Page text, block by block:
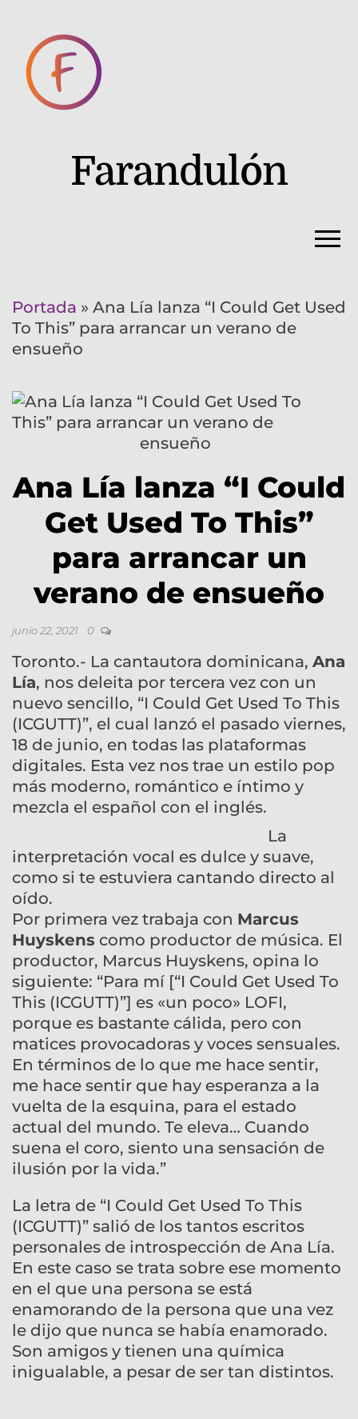
Farandulón
Portada » Ana Lía lanza “I Could Get Used
To This” para arrancar un verano de
ensueño
Ana Lía lanza “I Could
Get Used To This”
para arrancar un
verano de ensueño
junio 22, 2021 0
Toronto.- La cantautora dominicana, Ana
Lía, nos deleita por tercera vez con un
nuevo sencillo, “I Could Get Used To This
(ICGUTT)”, el cual lanzó el pasado viernes,
18 de junio, en todas las plataformas
digitales. Esta vez nos trae un estilo pop
más moderno, romántico e íntimo y
mezcla el español con el inglés.
La
interpretación vocal es dulce y suave,
como si te estuviera cantando directo al
oído.
Por primera vez trabaja con Marcus
Huyskens como productor de música. El
productor, Marcus Huyskens, opina lo
siguiente: “Para mí [“I Could Get Used To
This (ICGUTT)”] es «un poco» LOFI,
porque es bastante cálida, pero con
matices provocadoras y voces sensuales.
En términos de lo que me hace sentir,
me hace sentir que hay esperanza a la
vuelta de la esquina, para el estado
actual del mundo. Te eleva… Cuando
suena el coro, siento una sensación de
ilusión por la vida.”
La letra de “I Could Get Used To This
(ICGUTT)” salió de los tantos escritos
personales de introspección de Ana Lía.
En este caso se trata sobre ese momento
en el que una persona se está
enamorando de la persona que una vez
le dijo que nunca se había enamorado.
Son amigos y tienen una química
inigualable, a pesar de ser tan distintos.